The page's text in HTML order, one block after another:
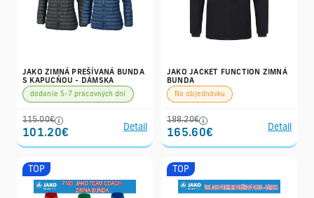
JAKO ZIMNÁ PREŠÍVANÁ BUNDA
S KAPUCŇOU - DÁMSKA
dodanie 5-7 pracovných dní
115.00€
101.20€
Detail
JAKO JACKET FUNCTION ZIMNÁ
BUNDA
Na objednávku
188.20€
165.60€
Detail
TOP TOP